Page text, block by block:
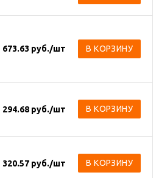
673.63 руб./шт В КОРЗИНУ
294.68 руб./шт В КОРЗИНУ
320.57 руб./шт В КОРЗИНУ